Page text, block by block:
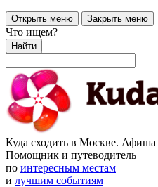
Открыть меню Закрыть меню
Что ищем?
Найти
Куда сходить в Москве. Афиша
Помощник и путеводитель
по интересным местам
и лучшим событиям